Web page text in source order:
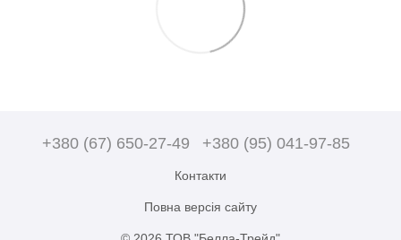
+380 (67) 650-27-49 +380 (95) 041-97-85
Контакти
Повна версія сайту